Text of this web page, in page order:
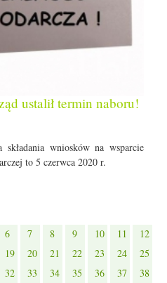
ustalił termin naboru!
składania wniosków na wsparcie
to 5 czerwca 2020 r.
6 7 8 9 10 11
12
19 20 21 22 23 24
25
32 33 34 35 36 37 38